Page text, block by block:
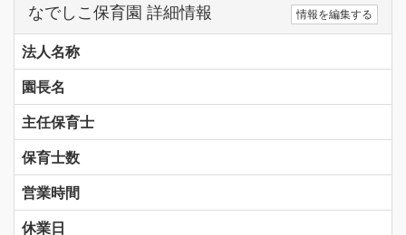
なでしこ保育園 詳細情報 情報を編集する
法人名称
園長名
主任保育士
保育士数
営業時間
休業日